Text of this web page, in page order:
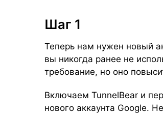
Шаг 1
Теперь нам нужен новый
вы никогда ранее не
требование, но оно
Включаем TunnelBear и
нового аккаунта Google.